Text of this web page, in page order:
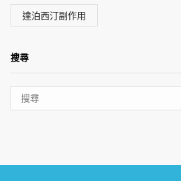
達泊西汀副作用
搜尋